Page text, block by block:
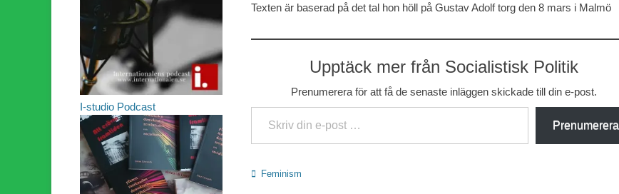
Texten är baserad på det tal hon höll på Gustav Adolf torg den 8 mars i Malmö
Upptäck mer från Socialistisk Politik
Prenumerera för att få de senaste inläggen skickade till din e-post.
Skriv din e-post …
Prenumerera
Kategorier
Feminism
I-studio Podcast